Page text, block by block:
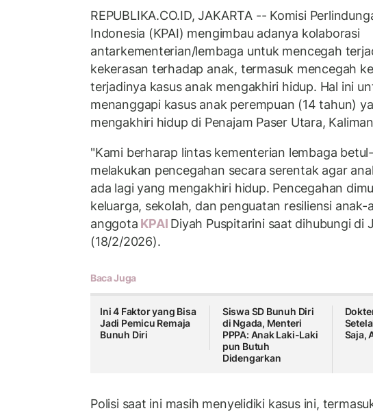
REPUBLIKA.CO.ID, JAKARTA -- Komisi
Indonesia (KPAI) mengimbau adanya kolaborasi
antarkementerian/lembaga untuk mencegah
kekerasan terhadap anak, termasuk mencegah
terjadinya kasus anak mengakhiri hidup. Hal ini
menanggapi kasus anak perempuan (14 tahun)
mengakhiri hidup di Penajam Paser Utara,
"Kami berharap lintas kementerian lembaga
melakukan pencegahan secara serentak agar
ada lagi yang mengakhiri hidup. Pencegahan
keluarga, sekolah, dan penguatan resiliensi anak-
anggota KPAI Diyah Puspitarini saat dihubungi di
(18/2/2026).
Baca Juga
Ini 4 Faktor yang Bisa
Jadi Pemicu Remaja
Bunuh Diri
Siswa SD Bunuh Diri
di Ngada, Menteri
PPPA: Anak Laki-Laki
pun Butuh
Didengarkan
Saja,
Polisi saat ini masih menyelidiki kasus ini,